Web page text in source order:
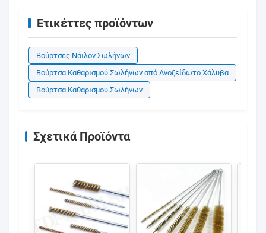
Ετικέττες προϊόντων
Βούρτσες Νάιλον Σωλήνων
Βούρτσα Καθαρισμού Σωλήνων από Ανοξείδωτο Χάλυβα
Βούρτσα Καθαρισμού Σωλήνων
Σχετικά Προϊόντα